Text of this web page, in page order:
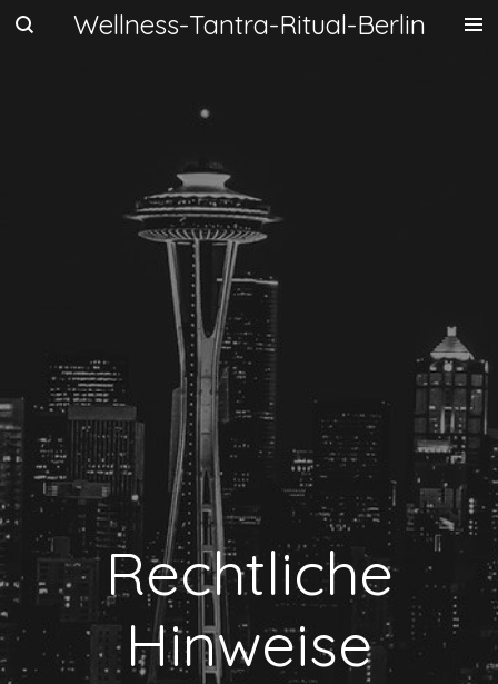
Zum
Wellness-Tantra-Ritual-Berlin
Rechtliche
Hinweise